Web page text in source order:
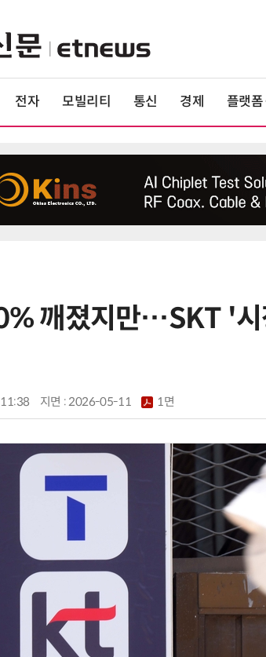
전자 모빌리티 통신 경제 플랫
깨졌지만…SKT '시
지면 :2026-05-11 1면